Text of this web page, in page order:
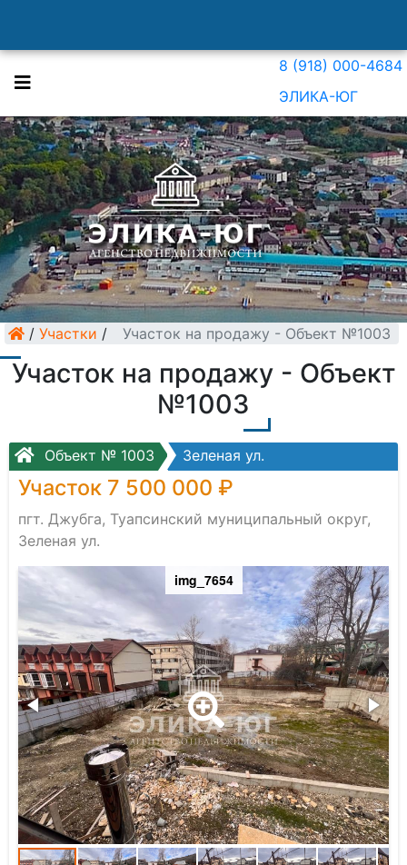
8 (918) 000-4684
ЭЛИКА-ЮГ
/ Участки / Участок на продажу - Объект №1003
Участок на продажу - Объект
№1003
Объект № 1003 Зеленая ул.
Участок 7 500 000 ₽
пгт. Джубга, Туапсинский муниципальный округ,
Зеленая ул.
img_7654